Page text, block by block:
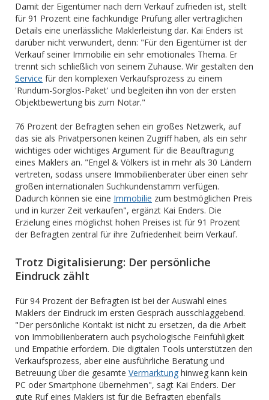
Damit der Eigentümer nach dem Verkauf zufrieden ist, stellt
für 91 Prozent eine fachkundige Prüfung aller vertraglichen
Details eine unerlässliche Maklerleistung dar. Kai Enders ist
darüber nicht verwundert, denn: "Für den Eigentümer ist der
Verkauf seiner Immobilie ein sehr emotionales Thema. Er
trennt sich schließlich von seinem Zuhause. Wir gestalten den
Service für den komplexen Verkaufsprozess zu einem
'Rundum-Sorglos-Paket' und begleiten ihn von der ersten
Objektbewertung bis zum Notar."
76 Prozent der Befragten sehen ein großes Netzwerk, auf
das sie als Privatpersonen keinen Zugriff haben, als ein sehr
wichtiges oder wichtiges Argument für die Beauftragung
eines Maklers an. "Engel & Völkers ist in mehr als 30 Ländern
vertreten, sodass unsere Immobilienberater über einen sehr
großen internationalen Suchkundenstamm verfügen.
Dadurch können sie eine Immobilie zum bestmöglichen Preis
und in kurzer Zeit verkaufen", ergänzt Kai Enders. Die
Erzielung eines möglichst hohen Preises ist für 91 Prozent
der Befragten zentral für ihre Zufriedenheit beim Verkauf.
Trotz Digitalisierung: Der persönliche
Eindruck zählt
Für 94 Prozent der Befragten ist bei der Auswahl eines
Maklers der Eindruck im ersten Gespräch ausschlaggebend.
"Der persönliche Kontakt ist nicht zu ersetzen, da die Arbeit
von Immobilienberatern auch psychologische Feinfühligkeit
und Empathie erfordern. Die digitalen Tools unterstützen den
Verkaufsprozess, aber eine ausführliche Beratung und
Betreuung über die gesamte Vermarktung hinweg kann kein
PC oder Smartphone übernehmen", sagt Kai Enders. Der
gute Ruf eines Maklers ist für die Befragten ebenfalls